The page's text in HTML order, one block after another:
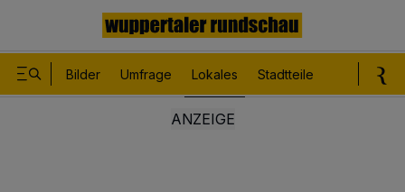
Bilder Umfrage Lokales Stadtteile